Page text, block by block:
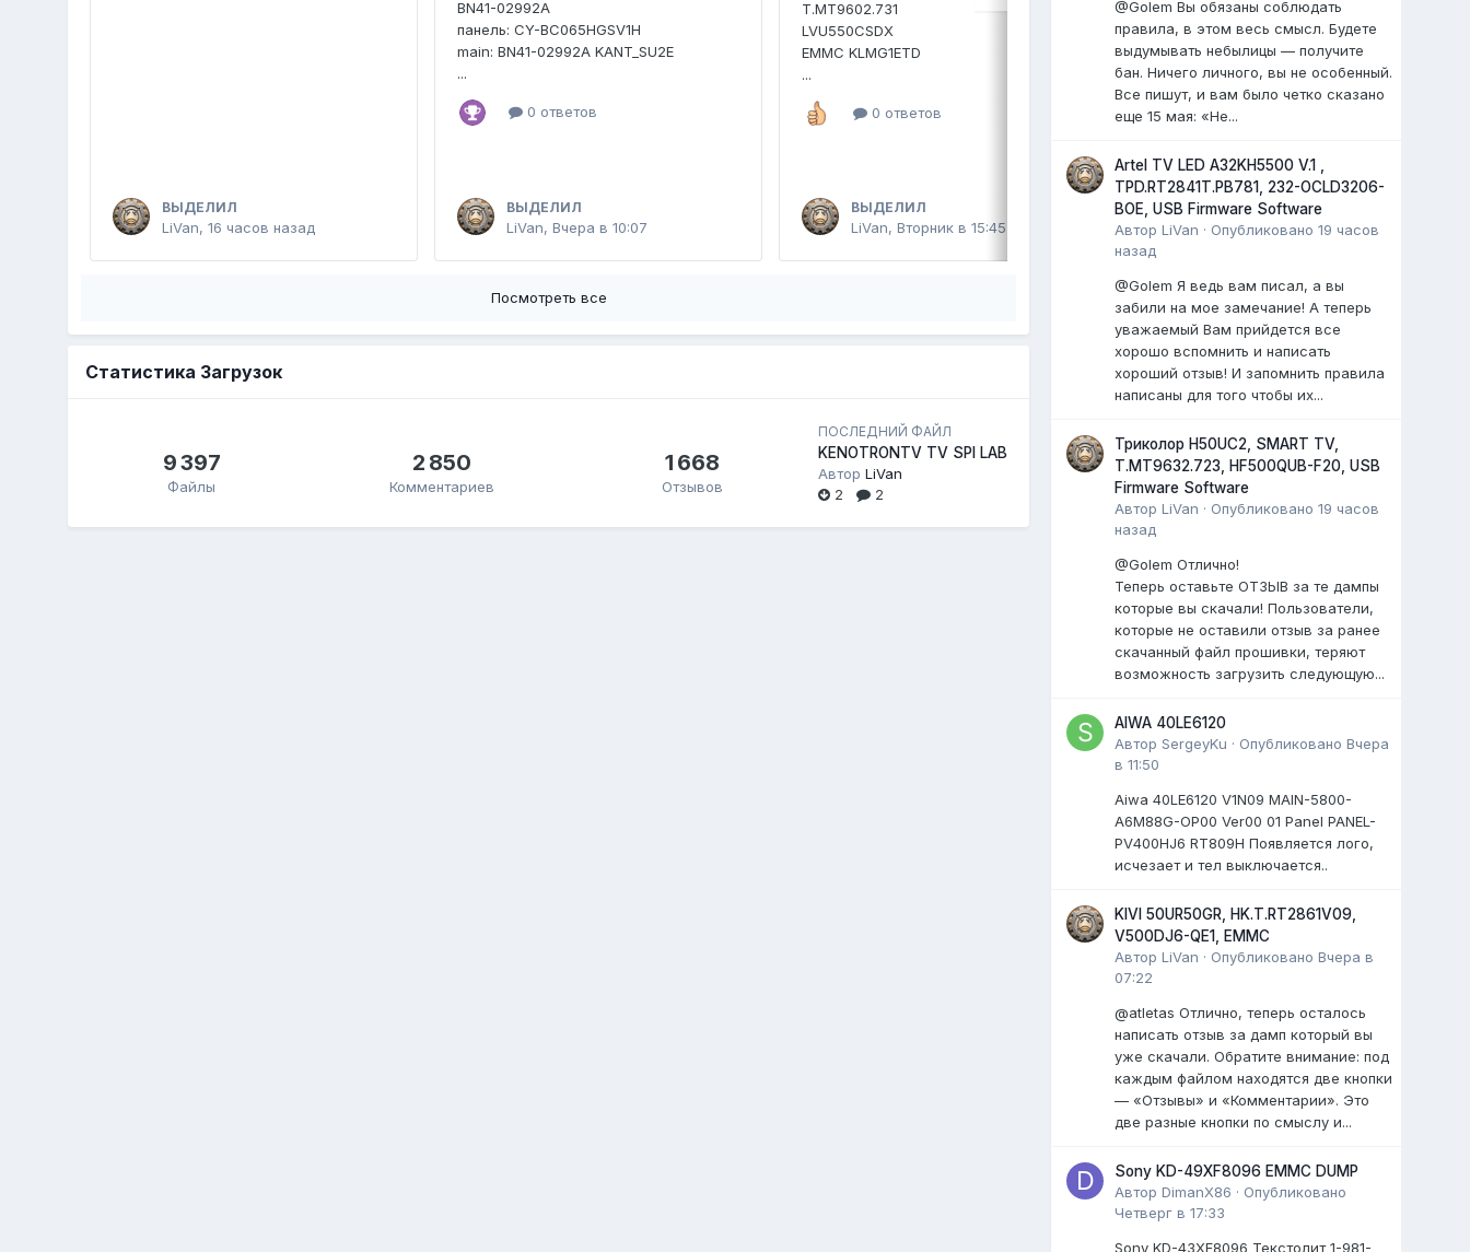
ВЫДЕЛИЛ
LiVan,16 часов назад
BN41-02992A
панель: CY-BC065HGSV1H
main: BN41-02992A KANT_SU2E
...
0 ответов
ВЫДЕЛИЛ
LiVan,Вчера в 10:07
T.MT9602.731
LVU550CSDX
EMMC KLMG1ETD
...
0 ответов
ВЫДЕЛИЛ
LiVan,Вторник в 15:45
TV GAZER EMMC Dump
TV GAZER TV49-US2G
шасси: HK.T.RT2861V09
матрица: HV490QUB
...
ВЫДЕЛИЛ
LiVan,29 июля
Посмотреть все
Статистика Загрузок
9 397
Файлы
2 850
Комментариев
1 668
Отзывов
ПОСЛЕДНИЙ ФАЙЛ
KENOTRONTV TV SPI LAB
АвторLiVan
2
2
@Golem Вы обязаны соблюдать
правила, в этом весь смысл. Будете
выдумывать небылицы — получите
бан. Ничего личного, вы не особенный.
Все пишут, и вам было четко сказано
еще 15 мая: «Не...
Artel TV LED A32KH5500 V.1 ,
TPD.RT2841T.PB781, 232-OCLD3206-
BOE, USB Firmware Software
АвторLiVan · Опубликовано19 часов
назад
@Golem Я ведь вам писал, а вы
забили на мое замечание! А теперь
уважаемый Вам прийдется все
хорошо вспомнить и написать
хороший отзыв! И запомнить правила
написаны для того чтобы их...
Триколор H50UC2, SMART TV,
T.MT9632.723, HF500QUB-F20, USB
Firmware Software
АвторLiVan · Опубликовано19 часов
назад
@Golem Отлично!
Теперь оставьте ОТЗЫВ за те дампы
которые вы скачали! Пользователи,
которые не оставили отзыв за ранее
скачанный файл прошивки, теряют
возможность загрузить следующую...
AIWA 40LE6120
АвторSergeyKu · ОпубликованоВчера
в 11:50
Aiwa 40LE6120 V1N09 MAIN-5800-
A6M88G-OP00 Ver00 01 Panel PANEL-
PV400HJ6 RT809H Появляется лого,
исчезает и тел выключается..
KIVI 50UR50GR, HK.T.RT2861V09,
V500DJ6-QE1, EMMC
АвторLiVan · ОпубликованоВчера в
07:22
@atletas Отлично, теперь осталось
написать отзыв за дамп который вы
уже скачали. Обратите внимание: под
каждым файлом находятся две кнопки
— «Отзывы» и «Комментарии». Это
две разные кнопки по смыслу и...
Sony KD-49XF8096 EMMC DUMP
АвторDimanX86 · Опубликовано
Четверг в 17:33
Sony KD-43XF8096 Текстолит 1-981-